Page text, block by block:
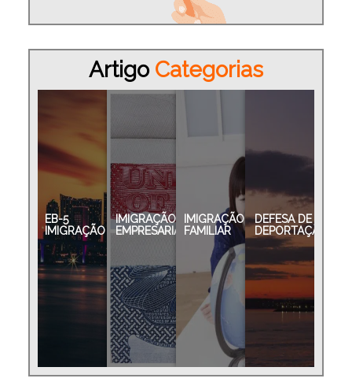
ArtigoCategorias
EB-5
IMIGRAÇÃO
IMIGRAÇÃO
EMPRESARIAL
IMIGRAÇÃO
FAMILIAR
DEFESA DE
DEPORTAÇÃO